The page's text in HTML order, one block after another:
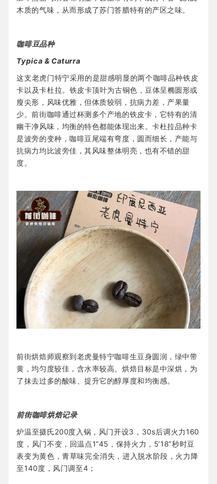
木质的气味，从而形成了苏门答腊特有的产区之味。
咖啡豆品种
Typica & Caturra
这支老虎门特宁采用的是甜感明显的两个咖啡品种铁皮
卡以及卡杜拉。 铁皮卡顶叶为古铜色，豆体呈椭圆形或
瘦尖形，风味优雅，但体质较弱，抗病力差，产果量
少。前街咖啡通过杯测多个产地的铁皮卡，它特有的清
幽干净风味，均衡的特色都能体现出来。卡杜拉品种卡
是波旁的变种，咖啡豆尾端有弯度，圆而细长，产能与
抗病力均比波旁佳 ，其风味整体明亮，也有不错的甜
度。
前街烘焙师观察到老虎曼特宁咖啡生豆身圆润，绿中带
黄，均匀度较佳，含水率较高。烘焙目标是中深烘，为
了抹去过多的酸味、提升它的醇厚度和均衡感。
前街咖啡烘焙记录
炉温至摄氏200度入锅，风门开设3，30s后调火力160
度，风门不变，回温点1”45，保持火力，5’18”秒时豆
表变为黄色，青草味完全消失，进入脱水阶段，火力降
至140度，风门调至4；